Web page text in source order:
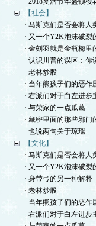
【社会】
· 马斯克们是否会将人
· 又一个Y2K泡沫破裂
· 金刻羽就是金瓶梅里
· 认识川普的误区：你
· 老林炒股
· 当年熊孩子们的恶作
· 右派们对于白左进步
· 与荣家的一点瓜葛
· 藏密里面的那些邪门
· 也说两句关于琼瑶
【文化】
· 马斯克们是否会将人
· 又一个Y2K泡沫破裂
· 身带弓的另一种解释
· 老林炒股
· 当年熊孩子们的恶作
· 右派们对于白左进步